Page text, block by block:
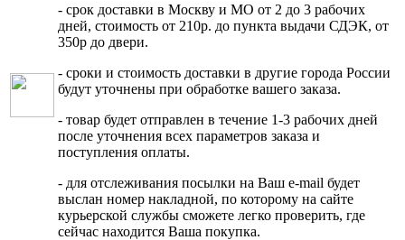
- срок доставки в Москву и МО от 2 до 3 рабочих
дней, стоимость от 210р. до пункта выдачи СДЭК, от
350р до двери.
- сроки и стоимость доставки в другие города России
будут уточнены при обработке вашего заказа.
- товар будет отправлен в течение 1-3 рабочих дней
после уточнения всех параметров заказа и
поступления оплаты.
- для отслеживания посылки на Ваш e-mail будет
выслан номер накладной, по которому на сайте
курьерской службы сможете легко проверить, где
сейчас находится Ваша покупка.